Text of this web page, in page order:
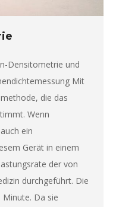
Densitometrie und
Mit
die das
Wenn
ein
Gerät in einem
der von
durchgeführt. Die
Da sie